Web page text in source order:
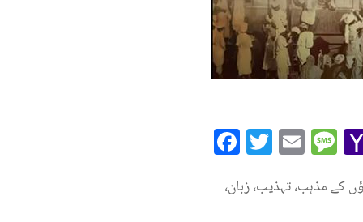
Facebook
کے مذہب، تہذیب، زبان،